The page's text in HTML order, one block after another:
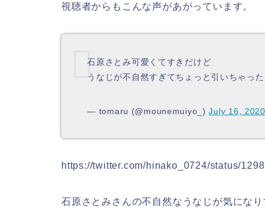
視聴者からもこんな声があがっています。
石原さとみ可愛くてすきだけど
うなじが不自然すぎてちょっと引いちゃっ
— tomaru (@mounemuiyo_)July 16, 2020
https://twitter.com/hinako_0724/status/
石原さとみさんの不自然なうなじが気になり